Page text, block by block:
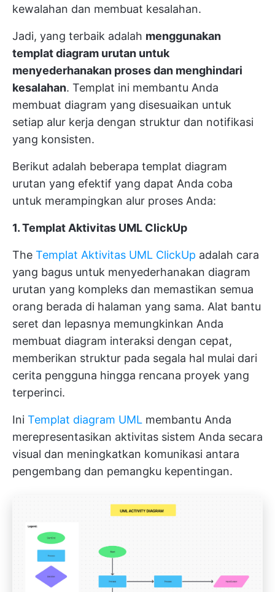
kewalahan dan membuat kesalahan.
Jadi, yang terbaik adalah menggunakan
templat diagram urutan untuk
menyederhanakan proses dan menghindari
kesalahan. Templat ini membantu Anda
membuat diagram yang disesuaikan untuk
setiap alur kerja dengan struktur dan notifikasi
yang konsisten.
Berikut adalah beberapa templat diagram
urutan yang efektif yang dapat Anda coba
untuk merampingkan alur proses Anda:
1. Templat Aktivitas UML ClickUp
The Templat Aktivitas UML ClickUp adalah cara
yang bagus untuk menyederhanakan diagram
urutan yang kompleks dan memastikan semua
orang berada di halaman yang sama. Alat bantu
seret dan lepasnya memungkinkan Anda
membuat diagram interaksi dengan cepat,
memberikan struktur pada segala hal mulai dari
cerita pengguna hingga rencana proyek yang
terperinci.
Ini Templat diagram UML membantu Anda
merepresentasikan aktivitas sistem Anda secara
visual dan meningkatkan komunikasi antara
pengembang dan pemangku kepentingan.